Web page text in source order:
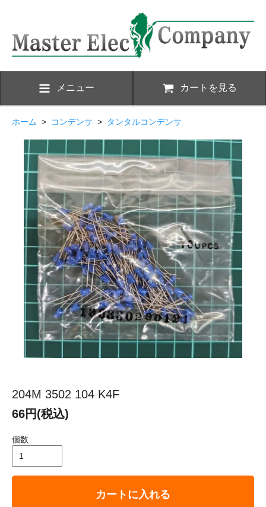
メニュー カートを見る
ホーム > コンデンサ > タンタルコンデンサ
204M 3502 104 K4F
66円(税込)
個数
カートに入れる